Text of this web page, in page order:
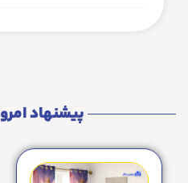
پیشنهاد